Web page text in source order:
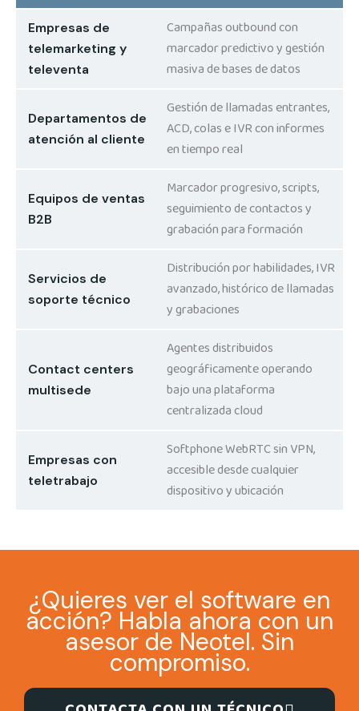
Empresas de
telemarketing y
televenta
Campañas outbound con
marcador predictivo y gestión
masiva de bases de datos
Departamentos de
atención al cliente
Gestión de llamadas entrantes,
ACD, colas e IVR con informes
en tiempo real
Equipos de ventas
B2B
Marcador progresivo, scripts,
seguimiento de contactos y
grabación para formación
Servicios de
soporte técnico
Distribución por habilidades, IVR
avanzado, histórico de llamadas
y grabaciones
Contact centers
multisede
Agentes distribuidos
geográficamente operando
bajo una plataforma
centralizada cloud
Empresas con
teletrabajo
Softphone WebRTC sin VPN,
accesible desde cualquier
dispositivo y ubicación
¿Quieres ver el software en
acción? Habla ahora con un
asesor de Neotel. Sin
compromiso.